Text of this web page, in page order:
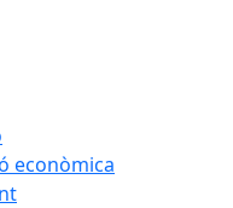
econòmica